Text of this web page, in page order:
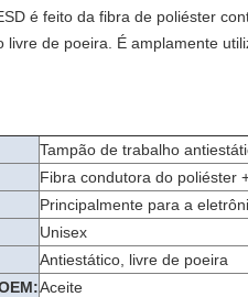
é feito da fibra de poliéster
livre de poeira. É amplamente
Tampão de trabalho
Fibra condutora do poliéster
Principalmente para a
Unisex
Antiestático, livre de poeira
Aceite